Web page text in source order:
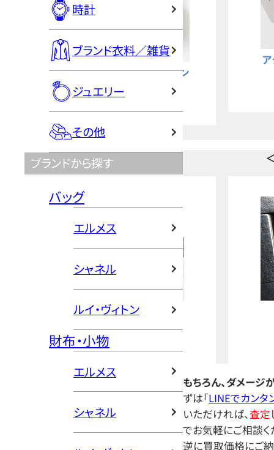
時計
ブランド衣料／雑貨
ジュエリー
その他
ブランドから探す
バッグ
エルメス
シャネル
ルイ・ヴィトン
財布・小物
エルメス
シャネル
サリー-ルイヴィトン
メッキ剥げ
アクセサリー-エルメス
買取OK
もちろん、ダメー
ずは「LINEでカンタ
いただければ、査定
でお気軽にご相談く
逆に買取価格にご